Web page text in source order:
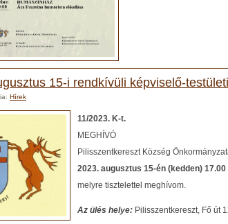
15-i rendkívüli képviselő-
Hírek
11/2023. K-t.
MEGHÍVÓ
Pilisszentkereszt Község
2023. augusztus 15-én (kedden)
melyre tisztelettel meghívom.
Az ülés helye: Pilisszentkereszt, Fő út